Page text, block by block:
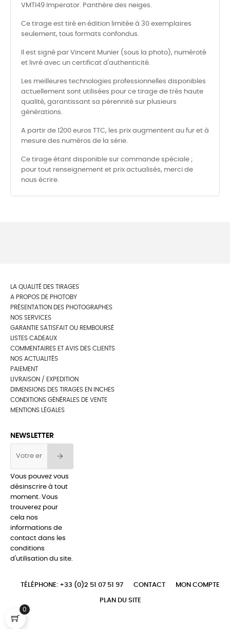
VMTI49 Imperator. Panthère des neiges.
Ce tirage est tiré en édition limitée à 30 exemplaires
seulement, tous formats confondus.
Il est signé par Vincent Munier (sous la photo), numéroté
et livré avec un certificat d'authenticité.
Les meilleures technologies professionnelles disponibles
actuellement sont utilisées pour ce tirage de très haute
qualité, garantissant sa pérennité sur plusieurs
générations.
A partir de 1200 euros TTC, les prix augmentent au fur et à
mesure des numéros de la série.
Ce tirage étant disponible sur commande spéciale ;
pour tout renseignement et prix actualisés, merci de
nous écrire.
LA QUALITÉ DES TIRAGES
A PROPOS DE PHOTOBY
PRÉSENTATION DES PHOTOGRAPHES
NOS SERVICES
GARANTIE SATISFAIT OU REMBOURSÉ
LISTES CADEAUX
COMMENTAIRES ET AVIS DES CLIENTS
NOS ACTUALITÉS
PAIEMENT
LIVRAISON / EXPEDITION
DIMENSIONS DES TIRAGES EN INCHES
CONDITIONS GÉNÉRALES DE VENTE
MENTIONS LÉGALES
NEWSLETTER
Vous pouvez vous
désinscrire à tout
moment. Vous
trouverez pour
cela nos
informations de
contact dans les
conditions
d'utilisation du site.
TÉLÉPHONE: +33 (0)2 51 07 51 97 CONTACT MON COMPTE
PLAN DU SITE
0